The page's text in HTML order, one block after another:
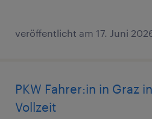
veröffentlicht am 17. Juni
PKW Fahrer:in in Graz
Vollzeit